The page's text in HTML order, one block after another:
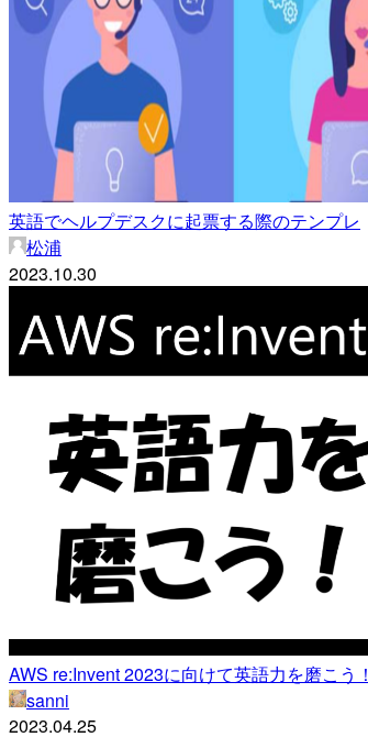
英語でヘルプデスクに起票する際のテンプレ
松浦
2023.10.30
AWS re:Invent 2023に向けて英語力を磨こう！
sanni
2023.04.25